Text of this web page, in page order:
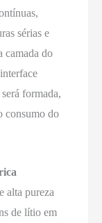
sérias e
camada do
formada,
consumo do
alta pureza
de lítio em